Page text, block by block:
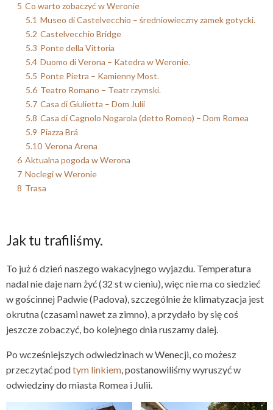
5 Co warto zobaczyć w Weronie
5.1 Museo di Castelvecchio – średniowieczny zamek gotycki.
5.2 Castelvecchio Bridge
5.3 Ponte della Vittoria
5.4 Duomo di Verona – Katedra w Weronie.
5.5 Ponte Pietra – Kamienny Most.
5.6 Teatro Romano – Teatr rzymski.
5.7 Casa di Giulietta – Dom Julii
5.8 Casa di Cagnolo Nogarola (detto Romeo) – Dom Romea
5.9 Piazza Brá
5.10 Verona Arena
6 Aktualna pogoda w Werona
7 Noclegi w Weronie
8 Trasa
Jak tu trafiliśmy.
To już 6 dzień naszego wakacyjnego wyjazdu. Temperatura
nadal nie daje nam żyć (32 st w cieniu), więc nie ma co siedzieć
w gościnnej Padwie (Padova), szczególnie że klimatyzacja jest
okrutna (czasami nawet za zimno), a przydało by się coś
jeszcze zobaczyć, bo kolejnego dnia ruszamy dalej.
Po wcześniejszych odwiedzinach w Wenecji, co możesz
przeczytać podtym linkiem, postanowiliśmy wyruszyć w
odwiedziny do miasta Romea i Julii.